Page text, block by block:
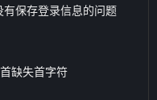
保存登录信息的问题
缺失首字符